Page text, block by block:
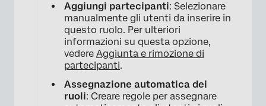
×
Aggiungi partecipanti: Selezionare
manualmente gli utenti da inserire in
questo ruolo. Per ulteriori
informazioni su questa opzione,
vedere Aggiunta e rimozione di
partecipanti.
Assegnazione automatica dei
ruoli: Creare regole per assegnare